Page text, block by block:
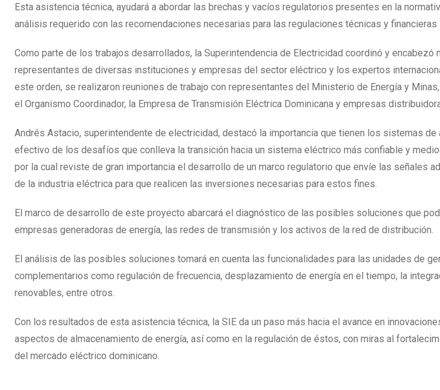
Esta asistencia técnica, ayudará a abordar las brechas y vacíos regulatorios presentes en la
análisis requerido con las recomendaciones necesarias para las regulaciones técnicas y financieras
Como parte de los trabajos desarrollados, la Superintendencia de Electricidad coordinó y encabezó
representantes de diversas instituciones y empresas del sector eléctrico y los expertos
este orden, se realizaron reuniones de trabajo con representantes del Ministerio de Energía y
el Organismo Coordinador, la Empresa de Transmisión Eléctrica Dominicana y empresas
Andrés Astacio, superintendente de electricidad, destacó la importancia que tienen los sistemas de
efectivo de los desafíos que conlleva la transición hacia un sistema eléctrico más confiable y
por la cual reviste de gran importancia el desarrollo de un marco regulatorio que envíe las señales
de la industria eléctrica para que realicen las inversiones necesarias para estos fines.
El marco de desarrollo de este proyecto abarcará el diagnóstico de las posibles soluciones que
empresas generadoras de energía, las redes de transmisión y los activos de la red de distribución.
El análisis de las posibles soluciones tomará en cuenta las funcionalidades para las unidades de
complementarios como regulación de frecuencia, desplazamiento de energía en el tiempo, la
renovables, entre otros.
Con los resultados de esta asistencia técnica, la SIE da un paso más hacia el avance en
aspectos de almacenamiento de energía, así como en la regulación de éstos, con miras al
del mercado eléctrico dominicano.